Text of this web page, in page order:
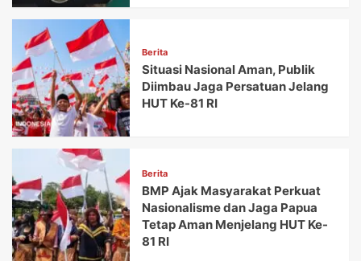
Berita
Situasi Nasional Aman, Publik
Diimbau Jaga Persatuan Jelang
HUT Ke-81 RI
Berita
BMP Ajak Masyarakat Perkuat
Nasionalisme dan Jaga Papua
Tetap Aman Menjelang HUT Ke-
81 RI